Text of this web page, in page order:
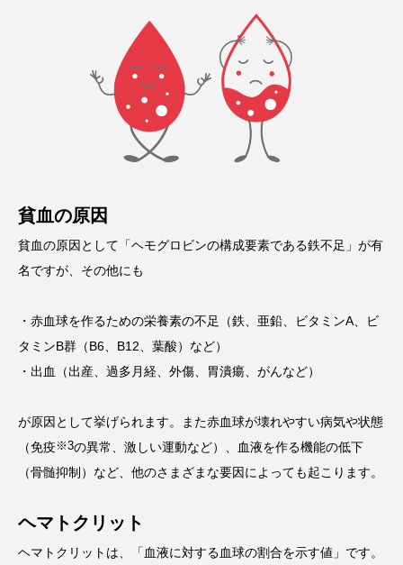
貧血の原因
貧血の原因として「ヘモグロビンの構成要素である鉄不足」が有
名ですが、その他にも
・赤血球を作るための栄養素の不足（鉄、亜鉛、ビタミンA、ビ
タミンB群（B6、B12、葉酸）など）
・出血（出産、過多月経、外傷、胃潰瘍、がんなど）
が原因として挙げられます。また赤血球が壊れやすい病気や状態
（免疫 ※3の異常、激しい運動など）、血液を作る機能の低下
（骨髄抑制）など、他のさまざまな要因によっても起こります。
ヘマトクリット
ヘマトクリットは、「血液に対する血球の割合を示す値」です。